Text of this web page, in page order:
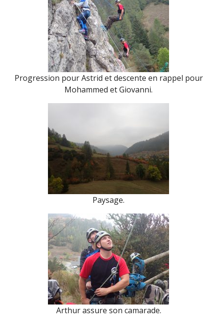
Progression pour Astrid et descente en rappel pour
Mohammed et Giovanni.
Paysage.
Arthur assure son camarade.